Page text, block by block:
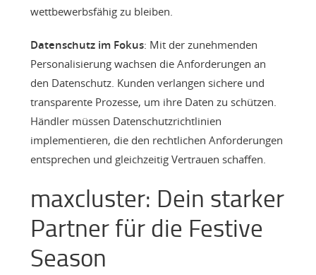
wettbewerbsfähig zu bleiben.
Datenschutz im Fokus: Mit der zunehmenden
Personalisierung wachsen die Anforderungen an
den Datenschutz. Kunden verlangen sichere und
transparente Prozesse, um ihre Daten zu schützen.
Händler müssen Datenschutzrichtlinien
implementieren, die den rechtlichen Anforderungen
entsprechen und gleichzeitig Vertrauen schaffen.
maxcluster: Dein starker
Partner für die Festive
Season